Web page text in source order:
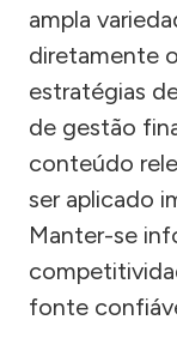
ampla
diretamente
estratégias
de gestão
conteúdo
ser aplicado
Manter-se
fonte